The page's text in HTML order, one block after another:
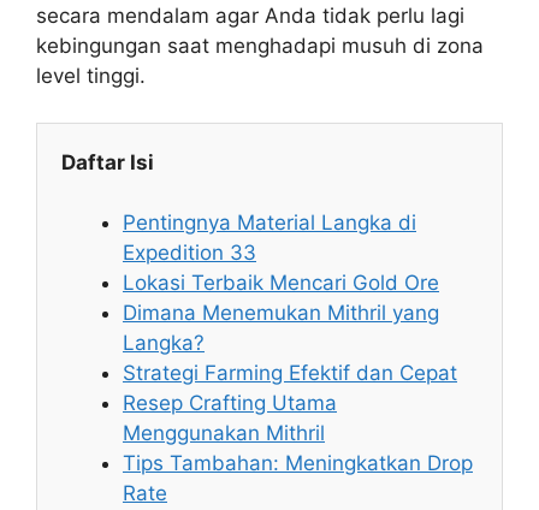
secara mendalam agar Anda tidak perlu lagi
kebingungan saat menghadapi musuh di zona
level tinggi.
Daftar Isi
Pentingnya Material Langka di
Expedition 33
Lokasi Terbaik Mencari Gold Ore
Dimana Menemukan Mithril yang
Langka?
Strategi Farming Efektif dan Cepat
Resep Crafting Utama
Menggunakan Mithril
Tips Tambahan: Meningkatkan Drop
Rate